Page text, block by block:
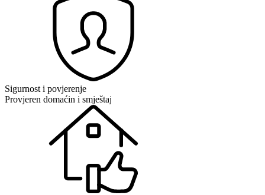
Sigurnost i povjerenje
Provjeren domaćin i smještaj